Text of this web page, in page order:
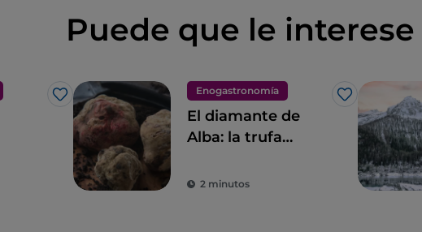
Puede que le interese
Me gusta
Enogastronomía
Me gusta
El diamante de
Alba: la trufa
2 minutos